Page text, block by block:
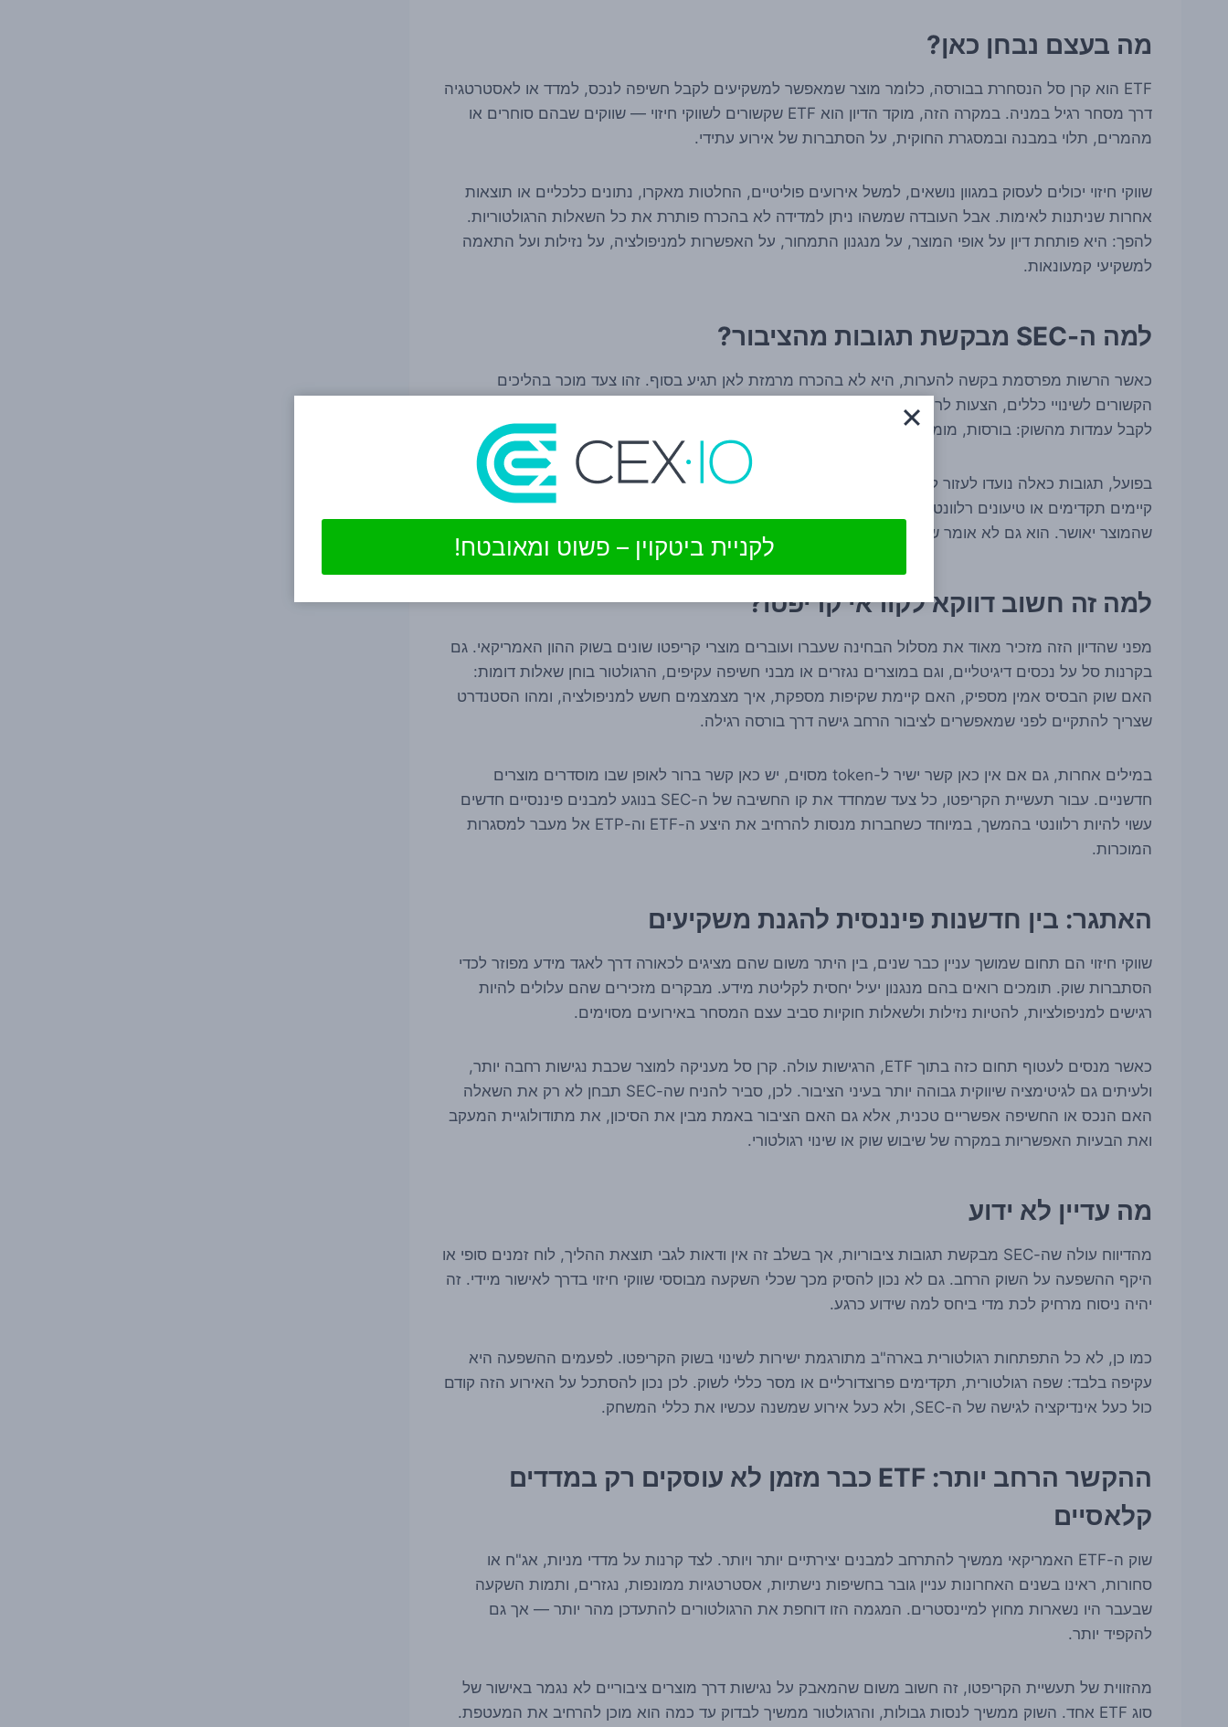
מה בעצם נבחן כאן?
ETF הוא קרן סל הנסחרת בבורסה, כלומר מוצר שמאפשר למשקיעים לקבל חשיפה לנכס, למדד או לאסטרטגיה
דרך מסחר רגיל במניה. במקרה הזה, מוקד הדיון הוא ETF שקשורים לשווקי חיזוי — שווקים שבהם סוחרים או
מהמרים, תלוי במבנה ובמסגרת החוקית, על הסתברות של אירוע עתידי.
שווקי חיזוי יכולים לעסוק במגוון נושאים, למשל אירועים פוליטיים, החלטות מאקרו, נתונים כלכליים או תוצאות
אחרות שניתנות לאימות. אבל העובדה שמשהו ניתן למדידה לא בהכרח פותרת את כל השאלות הרגולטוריות.
להפך: היא פותחת דיון על אופי המוצר, על מנגנון התמחור, על האפשרות למניפולציה, על נזילות ועל התאמה
למשקיעי קמעונאות.
למה ה-SEC מבקשת תגובות מהציבור?
כאשר הרשות מפרסמת בקשה להערות, היא לא בהכרח מרמזת לאן תגיע בסוף. זהו צעד מוכר בהליכים
הקשורים לשינויי כללים, הצעות לרישום מוצרים חדשים או בחינה של שאלות משפטיות ומבניות. המטרה היא
לקבל עמדות מהשוק: בורסות, מומחים, גופים מוסדיים, חוקרים ולעיתים גם משקיעים פרטיים.
בפועל, תגובות כאלה נועדו לעזור לרגולטור להבין אם יש פערים בהצעה, אילו סיכונים דורשים טיפול, והאם
קיימים תקדימים או טיעונים רלוונטיים לכאן או לכאן. חשוב להדגיש: עצם פרסום הבקשה לתגובות לא אומר
שהמוצר יאושר. הוא גם לא אומר שהרשות מתנגדת לו. בשלב הנוכחי, התמונה עדיין פתוחה.
למה זה חשוב דווקא לקוראי קריפטו?
מפני שהדיון הזה מזכיר מאוד את מסלול הבחינה שעברו ועוברים מוצרי קריפטו שונים בשוק ההון האמריקאי. גם
בקרנות סל על נכסים דיגיטליים, וגם במוצרים נגזרים או מבני חשיפה עקיפים, הרגולטור בוחן שאלות דומות:
האם שוק הבסיס אמין מספיק, האם קיימת שקיפות מספקת, איך מצמצמים חשש למניפולציה, ומהו הסטנדרט
שצריך להתקיים לפני שמאפשרים לציבור הרחב גישה דרך בורסה רגילה.
במילים אחרות, גם אם אין כאן קשר ישיר ל-token מסוים, יש כאן קשר ברור לאופן שבו מוסדרים מוצרים
חדשניים. עבור תעשיית הקריפטו, כל צעד שמחדד את קו החשיבה של ה-SEC בנוגע למבנים פיננסיים חדשים
עשוי להיות רלוונטי בהמשך, במיוחד כשחברות מנסות להרחיב את היצע ה-ETF וה-ETP אל מעבר למסגרות
המוכרות.
האתגר: בין חדשנות פיננסית להגנת משקיעים
שווקי חיזוי הם תחום שמושך עניין כבר שנים, בין היתר משום שהם מציגים לכאורה דרך לאגד מידע מפוזר לכדי
הסתברות שוק. תומכים רואים בהם מנגנון יעיל יחסית לקליטת מידע. מבקרים מזכירים שהם עלולים להיות
רגישים למניפולציות, להטיות נזילות ולשאלות חוקיות סביב עצם המסחר באירועים מסוימים.
כאשר מנסים לעטוף תחום כזה בתוך ETF, הרגישות עולה. קרן סל מעניקה למוצר שכבת נגישות רחבה יותר,
ולעיתים גם לגיטימציה שיווקית גבוהה יותר בעיני הציבור. לכן, סביר להניח שה-SEC תבחן לא רק את השאלה
האם הנכס או החשיפה אפשריים טכנית, אלא גם האם הציבור באמת מבין את הסיכון, את מתודולוגיית המעקב
ואת הבעיות האפשריות במקרה של שיבוש שוק או שינוי רגולטורי.
מה עדיין לא ידוע
מהדיווח עולה שה-SEC מבקשת תגובות ציבוריות, אך בשלב זה אין ודאות לגבי תוצאת ההליך, לוח זמנים סופי או
היקף ההשפעה על השוק הרחב. גם לא נכון להסיק מכך שכלי השקעה מבוססי שווקי חיזוי בדרך לאישור מיידי. זה
יהיה ניסוח מרחיק לכת מדי ביחס למה שידוע כרגע.
כמו כן, לא כל התפתחות רגולטורית בארה"ב מתורגמת ישירות לשינוי בשוק הקריפטו. לפעמים ההשפעה היא
עקיפה בלבד: שפה רגולטורית, תקדימים פרוצדורליים או מסר כללי לשוק. לכן נכון להסתכל על האירוע הזה קודם
כול כעל אינדיקציה לגישה של ה-SEC, ולא כעל אירוע שמשנה עכשיו את כללי המשחק.
ההקשר הרחב יותר: ETF כבר מזמן לא עוסקים רק במדדים
קלאסיים
שוק ה-ETF האמריקאי ממשיך להתרחב למבנים יצירתיים יותר ויותר. לצד קרנות על מדדי מניות, אג"ח או
סחורות, ראינו בשנים האחרונות עניין גובר בחשיפות נישתיות, אסטרטגיות ממונפות, נגזרים, ותמות השקעה
שבעבר היו נשארות מחוץ למיינסטרים. המגמה הזו דוחפת את הרגולטורים להתעדכן מהר יותר — אך גם
להקפיד יותר.
מהזווית של תעשיית הקריפטו, זה חשוב משום שהמאבק על נגישות דרך מוצרים ציבוריים לא נגמר באישור של
סוג ETF אחד. השוק ממשיך לנסות גבולות, והרגולטור ממשיך לבדוק עד כמה הוא מוכן להרחיב את המעטפת.
לקניית ביטקוין – פשוט ומאובטח!